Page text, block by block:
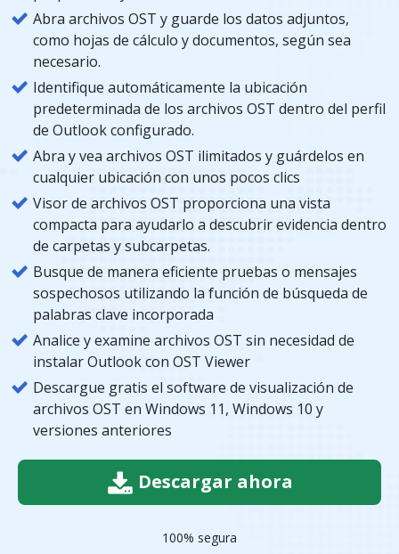
Abra archivos OST y guarde los datos adjuntos,
como hojas de cálculo y documentos, según sea
necesario.
Identifique automáticamente la ubicación
predeterminada de los archivos OST dentro del perfil
de Outlook configurado.
Abra y vea archivos OST ilimitados y guárdelos en
cualquier ubicación con unos pocos clics
Visor de archivos OST proporciona una vista
compacta para ayudarlo a descubrir evidencia dentro
de carpetas y subcarpetas.
Busque de manera eficiente pruebas o mensajes
sospechosos utilizando la función de búsqueda de
palabras clave incorporada
Analice y examine archivos OST sin necesidad de
instalar Outlook con OST Viewer
Descargue gratis el software de visualización de
archivos OST en Windows 11, Windows 10 y
versiones anteriores
Descargar ahora
100% segura